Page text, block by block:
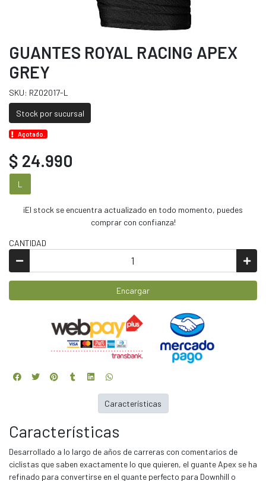
GUANTES ROYAL RACING APEX
GREY
SKU: RZ02017-L
Stock por sucursal
Agotado.
$ 24.990
L
¡El stock se encuentra actualizado en todo momento, puedes
comprar con confianza!
CANTIDAD
Encargar
Características
Desarrollado a lo largo de años de carreras con comentarios de
ciclistas que saben exactamente lo que quieren, el guante Apex se ha
refinado para convertirse en el guante perfecto para Downhill o
Características